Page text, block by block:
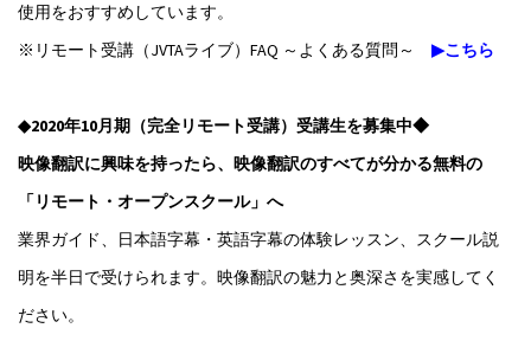
使用をおすすめしています。
※リモート受講（JVTAライブ）FAQ ～よくある質問～ ▶こちら
◆2020年10月期（完全リモート受講）受講生を募集中◆
映像翻訳に興味を持ったら、映像翻訳のすべてが分かる無料の
「リモート・オープンスクール」へ
業界ガイド、日本語字幕・英語字幕の体験レッスン、スクール説
明を半日で受けられます。映像翻訳の魅力と奥深さを実感してく
ださい。